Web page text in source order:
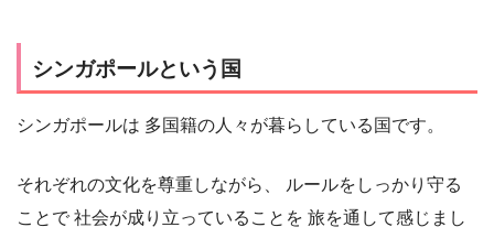
シンガポールという国
シンガポールは 多国籍の人々が暮らしている国です。
それぞれの文化を尊重しながら、 ルールをしっかり守る
ことで 社会が成り立っていることを 旅を通して感じまし